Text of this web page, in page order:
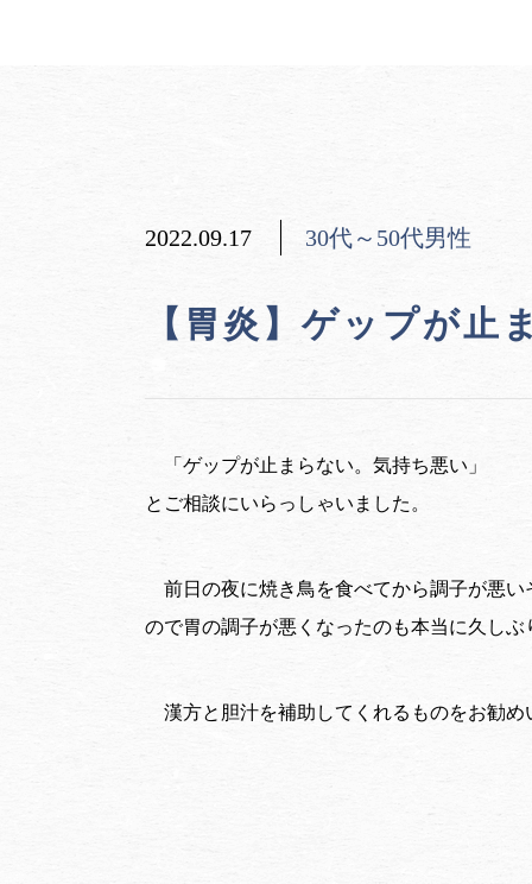
2022.09.17 30代～50代男性
【胃炎】ゲップが止
「ゲップが止まらない。気持ち悪い」
とご相談にいらっしゃいました。
前日の夜に焼き鳥を食べてから調子が悪
ので胃の調子が悪くなったのも本当に久し
漢方と胆汁を補助してくれるものをお勧め